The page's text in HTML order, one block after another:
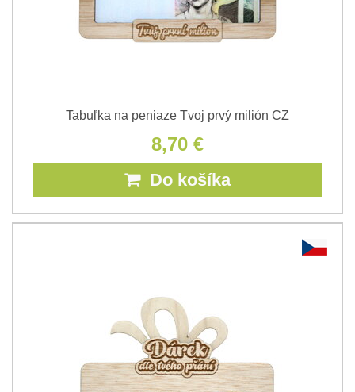
Tabuľka na peniaze Tvoj prvý milión CZ
8,70 €
Do košíka